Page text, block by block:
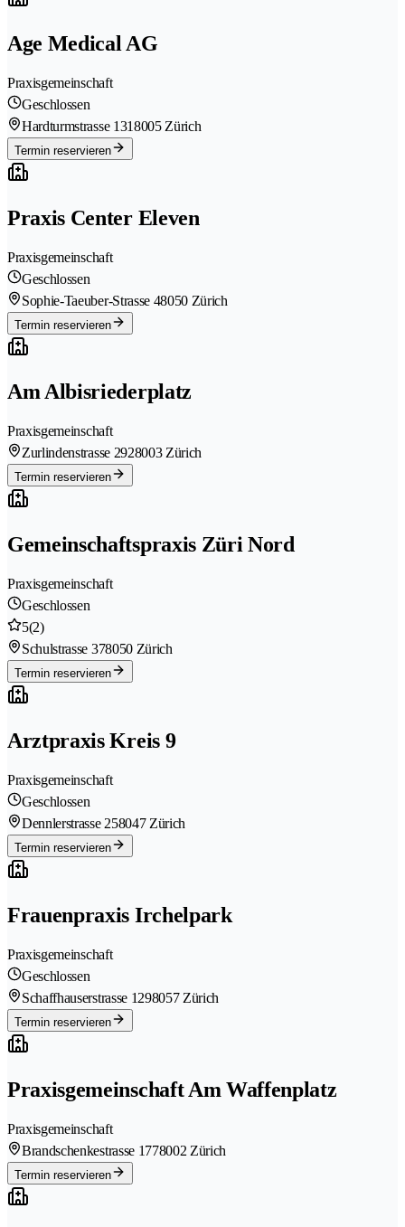
Age Medical AG
Praxisgemeinschaft
Geschlossen
Hardturmstrasse 1318005 Zürich
Termin reservieren
Praxis Center Eleven
Praxisgemeinschaft
Geschlossen
Sophie-Taeuber-Strasse 48050 Zürich
Termin reservieren
Am Albisriederplatz
Praxisgemeinschaft
Zurlindenstrasse 2928003 Zürich
Termin reservieren
Gemeinschaftspraxis Züri Nord
Praxisgemeinschaft
Geschlossen
5(2)
Schulstrasse 378050 Zürich
Termin reservieren
Arztpraxis Kreis 9
Praxisgemeinschaft
Geschlossen
Dennlerstrasse 258047 Zürich
Termin reservieren
Frauenpraxis Irchelpark
Praxisgemeinschaft
Geschlossen
Schaffhauserstrasse 1298057 Zürich
Termin reservieren
Praxisgemeinschaft Am Waffenplatz
Praxisgemeinschaft
Brandschenkestrasse 1778002 Zürich
Termin reservieren